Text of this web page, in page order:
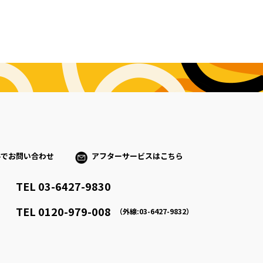
お問い合わせ アフターサービスはこちら
TEL 03-6427-9830
TEL 0120-979-008
（外線:03-6427-9832）